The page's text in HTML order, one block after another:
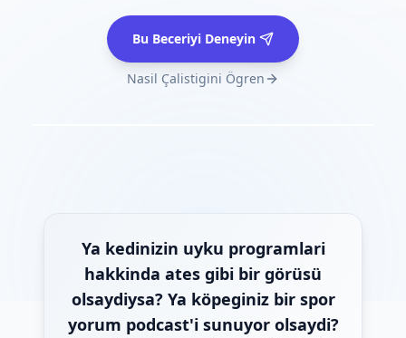
Bu Beceriyi Deneyin
Nasil Çalistigini Ögren
Ya kedinizin uyku programlari
hakkinda ates gibi bir görüsü
olsaydiysa? Ya köpeginiz bir spor
yorum podcast'i sunuyor olsaydi?